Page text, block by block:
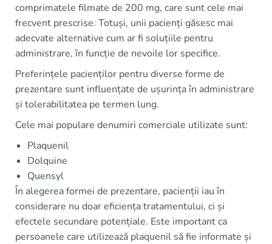
comprimatele filmate de 200 mg, care sunt cele mai
frecvent prescrise. Totuși, unii pacienți găsesc mai
adecvate alternative cum ar fi soluțiile pentru
administrare, în funcție de nevoile lor specifice.
Preferințele pacienților pentru diverse forme de
prezentare sunt influențate de ușurința în administrare
și tolerabilitatea pe termen lung.
Cele mai populare denumiri comerciale utilizate sunt:
Plaquenil
Dolquine
Quensyl
În alegerea formei de prezentare, pacienții iau în
considerare nu doar eficiența tratamentului, ci și
efectele secundare potențiale. Este important ca
persoanele care utilizează plaquenil să fie informate și